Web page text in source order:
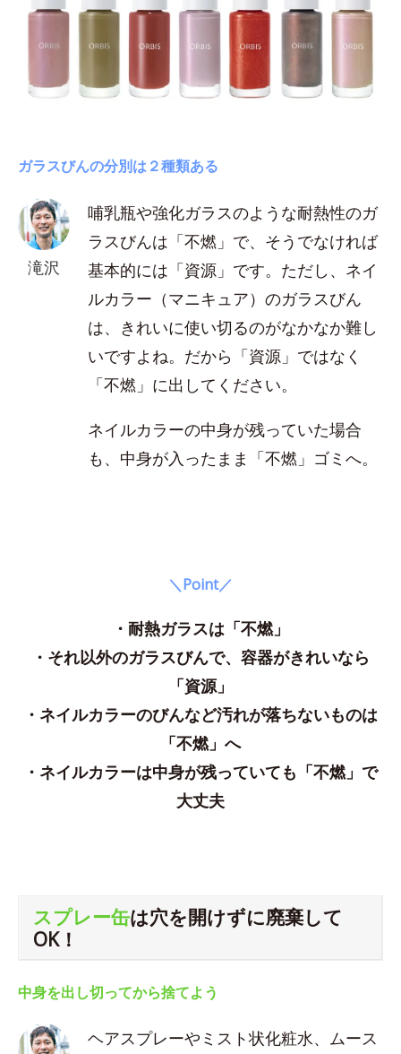
ガラスびんの分別は２種類ある
滝沢
哺乳瓶や強化ガラスのような耐熱性のガ
ラスびんは「不燃」で、そうでなければ
基本的には「資源」です。ただし、ネイ
ルカラー（マニキュア）のガラスびん
は、きれいに使い切るのがなかなか難し
いですよね。だから「資源」ではなく
「不燃」に出してください。
ネイルカラーの中身が残っていた場合
も、中身が入ったまま「不燃」ゴミへ。
＼Point／
・耐熱ガラスは「不燃」
・それ以外のガラスびんで、容器がきれいなら
「資源」
・ネイルカラーのびんなど汚れが落ちないものは
「不燃」へ
・ネイルカラーは中身が残っていても「不燃」で
大丈夫
スプレー缶は穴を開けずに廃棄して
OK！
中身を出し切ってから捨てよう
ヘアスプレーやミスト状化粧水、ムース